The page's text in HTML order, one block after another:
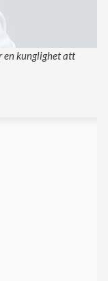
en kunglighet att